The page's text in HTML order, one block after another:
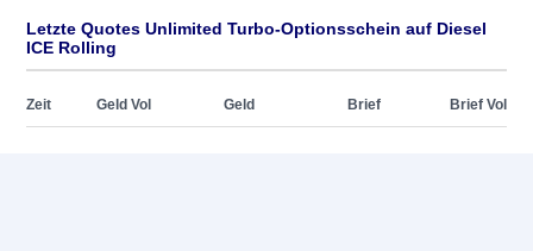
Letzte Quotes Unlimited Turbo-Optionsschein auf Diesel
ICE Rolling
Zeit Geld Vol Geld Brief Brief Vol